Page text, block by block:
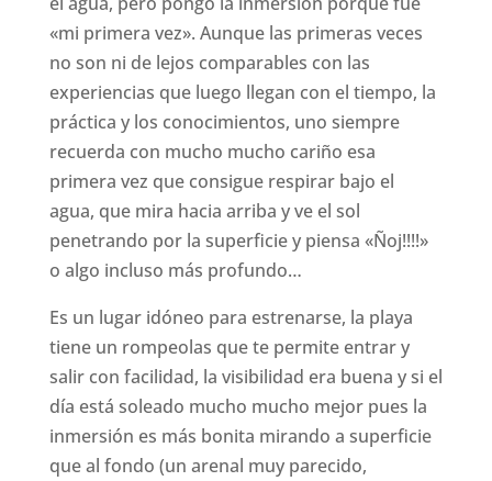
«mi primera vez». Aunque las primeras veces
no son ni de lejos comparables con las
experiencias que luego llegan con el tiempo, la
práctica y los conocimientos, uno siempre
recuerda con mucho mucho cariño esa
primera vez que consigue respirar bajo el
agua, que mira hacia arriba y ve el sol
penetrando por la superficie y piensa «Ñoj!!!!»
o algo incluso más profundo…
Es un lugar idóneo para estrenarse, la playa
tiene un rompeolas que te permite entrar y
salir con facilidad, la visibilidad era buena y si el
día está soleado mucho mucho mejor pues la
inmersión es más bonita mirando a superficie
que al fondo (un arenal muy parecido,